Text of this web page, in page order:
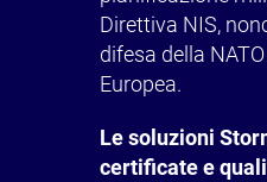
Direttiva NIS,
difesa della NATO
Europea.
Le soluzioni
certificate e